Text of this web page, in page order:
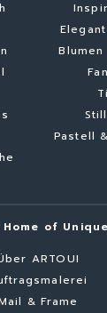
Pastell
Home of
ARTOUI
& Frame